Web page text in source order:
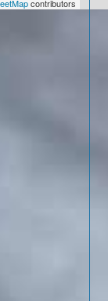
contributors